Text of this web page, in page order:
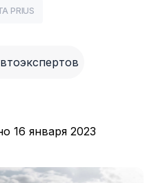
PRIUS
16 января 2023